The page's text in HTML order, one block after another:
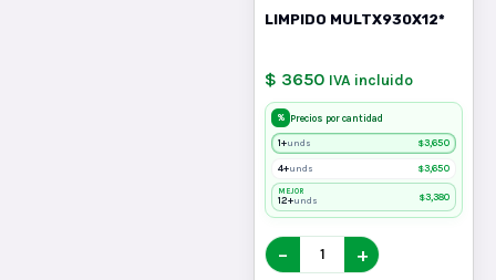
LIMPIDO MULTX930X12*
$ 3650 IVA incluido
% Precios por cantidad
1+unds $3,650
4+unds $3,650
MEJOR
12+unds $3,380
− +